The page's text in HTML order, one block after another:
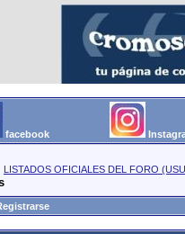
facebook
LISTADOS OFICIALES DEL FORO